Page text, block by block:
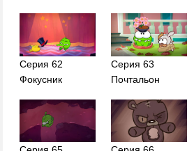
Серия 62
Фокусник
Серия 63
Почтальон